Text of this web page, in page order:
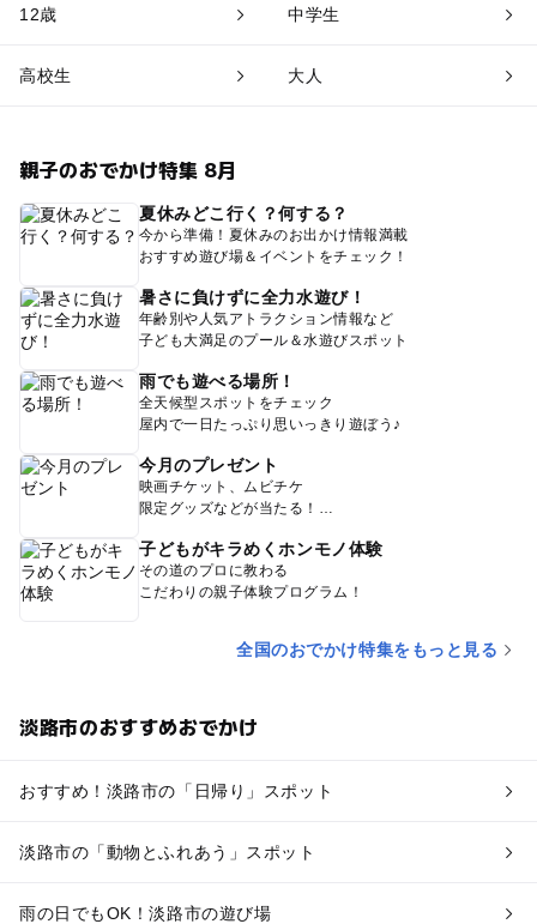
12歳 中学生
高校生 大人
親子のおでかけ特集 8月
夏休みどこ行く？何する？
今から準備！夏休みのお出かけ情報満載
おすすめ遊び場＆イベントをチェック！
暑さに負けずに全力水遊び！
年齢別や人気アトラクション情報など
子ども大満足のプール＆水遊びスポット
雨でも遊べる場所！
全天候型スポットをチェック
屋内で一日たっぷり思いっきり遊ぼう♪
今月のプレゼント
映画チケット、ムビチケ
限定グッズなどが当たる！
子どもがキラめくホンモノ体験
その道のプロに教わる
こだわりの親子体験プログラム！
全国のおでかけ特集をもっと見る
淡路市のおすすめおでかけ
おすすめ！淡路市の「日帰り」スポット
淡路市の「動物とふれあう」スポット
雨の日でもOK！淡路市の遊び場